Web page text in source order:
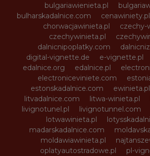
bulgariawienieta.pl
bulharskadalnice.com
cenawiniety.pl
chorwacjawinieta.pl
czechy-
czechywinieta.pl
dalnicnipoplatky.com
digital-vignette.de
e-vignette.pl
edalnice.org
edalnice.pl
electroniceviniete.com
estonskadalnice.com
ewinieta.pl
litvadalnice.com
litwa-winieta.pl
livignotunel.pl
livignotunnel.com
lotwawinieta.pl
madarskadalnice.com
moldawiawinieta.pl
oplatyautostradowe.pl
pl-